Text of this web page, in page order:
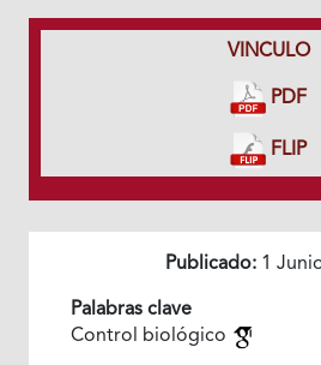
VINCULO
PDF
FLIP
Publicado:1
Palabras clave
Control biológico